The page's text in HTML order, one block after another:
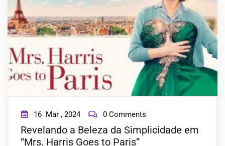
16 Mar , 2024 0 Comments
Revelando a Beleza da Simplicidade em
“Mrs. Harris Goes to Paris”